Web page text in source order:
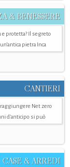
& BENESSERE
e protetta? Il segreto
pietra Inca
CANTIERI
Net zero
d'anticipo si può
CASE & ARREDI